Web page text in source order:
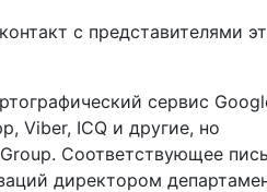
с представителями
сервис
Viber, ICQ и другие, но
Соответствующее
директором